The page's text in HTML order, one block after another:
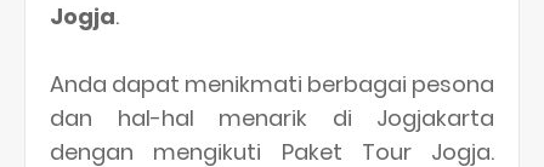
Jogja.
Anda dapat menikmati berbagai pesona
dan hal-hal menarik di Jogjakarta
dengan mengikuti Paket Tour Jogja.